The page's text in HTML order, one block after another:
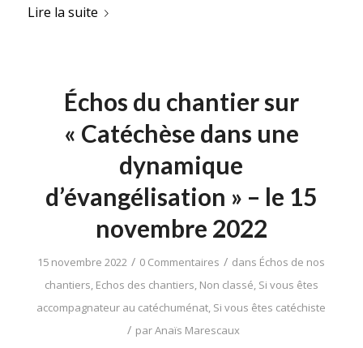
Lire la suite
Échos du chantier sur
« Catéchèse dans une
dynamique
d’évangélisation » – le 15
novembre 2022
15 novembre 2022 / 0 Commentaires / dans Échos de nos
chantiers, Echos des chantiers, Non classé, Si vous êtes
accompagnateur au catéchuménat, Si vous êtes catéchiste
/ parAnaïs Marescaux